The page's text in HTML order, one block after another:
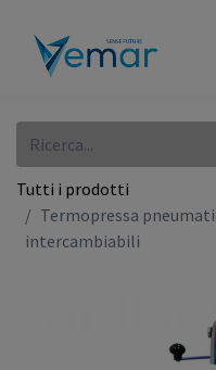
Tutti i prodotti
Termopressa
intercambiabili